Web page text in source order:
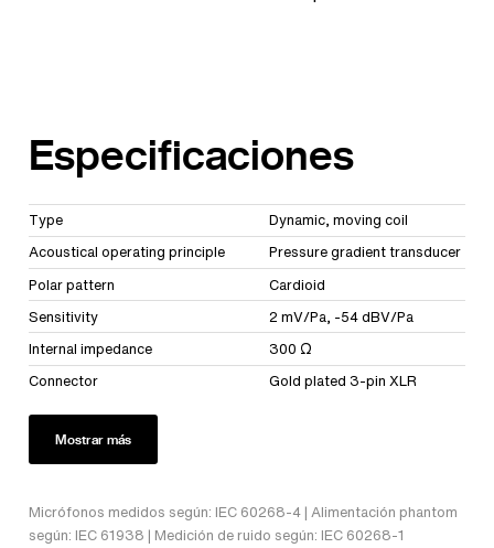
Especificaciones
Type
Dynamic, moving coil
Acoustical operating principle
Pressure gradient transducer
Polar pattern
Cardioid
Sensitivity
2 mV/Pa, -54 dBV/Pa
Internal impedance
300 Ω
Connector
Gold plated 3-pin XLR
Mostrar más
Micrófonos medidos según: IEC 60268-4 | Alimentación phantom
según: IEC 61938 | Medición de ruido según: IEC 60268-1